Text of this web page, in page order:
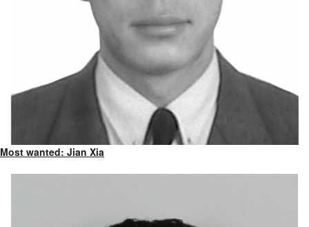
Most wanted: Jian Xia